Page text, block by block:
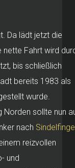
Da lädt jetzt die
nette Fahrt wird
bis schließlich
bereits 1983 als
wurde.
Norden sollte nun
nach
reizvollen
und